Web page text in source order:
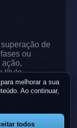
melhorar a sua
Ao continuar,
todos
de
ou
título.
FliperZone